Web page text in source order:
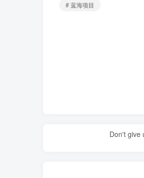
# 蓝海项目
Don't give